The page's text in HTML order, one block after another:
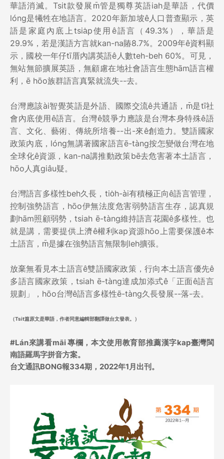
華語消滅。Tsit款發展m̄管是獨尊英語iah是華語，代價
lóng是犧牲在地語言。2020年新加坡ê人口普查顯示，英
語是家庭內底上tsia̍p使用ê語言（49.3%），華語是
29.9%，若是漢語方言就kan-na賰8.7%。2009年ê資料顯
示，國校一年仔tī厝內講英語ê人數teh-beh 60%。可見，
無站無節擴展英語，無顧慮在地社會語言生態hām語言權
利，ē hōo族群語言真緊就流失--去。
台灣應該ài智覺英語是外語、國際交流ê共通語，m̄是tī社
會內底使用ê語言。台灣ê競爭力應該是台灣本身特殊ê語
言、文化、藝術、傳統所培養--出-來ê創造力。雙語國家
政策內底，lóng無講著國家語言ē-tàng按怎變做台灣在地
全球化ê資源，kan-na講推動政策bē去危害著本土語言，
hōo人真giâu疑。
台灣語言多樣性beh久長，tio̍h-ài有積極正向ê語言管理，
控制強勢語言，hōo伊無法度危害弱勢語言生存，認真規
劃hām照顧弱勢，tsiah ē-tàng維持語言花園ê多樣性。也
就是講，需要提供上濟ê權利kap資源hōo上需要保護ê本
土語言，m̄是據在強勢語言無限制leh擴張。
放棄無看見本土語言ê雙語國家政策，行向本土語言優先ê
多語言國家政策，tsiah ē-tàng達成加添式ê「正面ê語言
規劃」，hōo台灣ê語言多樣性ē-tàng久長發展--落-去。
（Tsit篇原文是華語，作者同意編輯部翻譯做台文發表。）
#Lán來講看māi專欄，本文使用教育部推薦漢字kap臺灣閩
南語羅馬字拼音方案。
台文通訊BONG報334期，2022年1月出刊。